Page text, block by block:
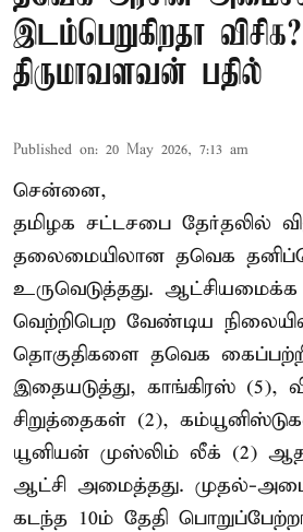
இடம்பெறுகிறதா
திருமாவளவன் பதில்
Published on: 20 May 2026, 7:13 am
சென்னை,
தமிழக சட்டசபை தேர்தலில்
தலைமையிலான தவெக
உருவெடுத்தது. ஆட்சியமைக்க
வெற்றிபெற வேண்டிய
தொகுதிகளை தவெக
இதையடுத்து, காங்கிரஸ் (5),
சிறுத்தைகள் (2),
யூனியன் முஸ்லிம் லீக் (2)
ஆட்சி அமைத்தது. முதல்-
கடந்த 10ம் தேதி